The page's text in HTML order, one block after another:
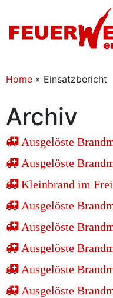
Home » Einsatzbericht
Archiv
Ausgelöste
Ausgelöste
Kleinbrand im
Ausgelöste
Ausgelöste
Ausgelöste
Ausgelöste
Ausgelöste